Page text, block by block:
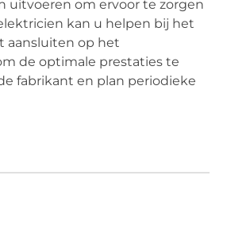
uitvoeren om ervoor te zorgen
kan u helpen bij het
aansluiten op het
de optimale prestaties te
fabrikant en plan periodieke